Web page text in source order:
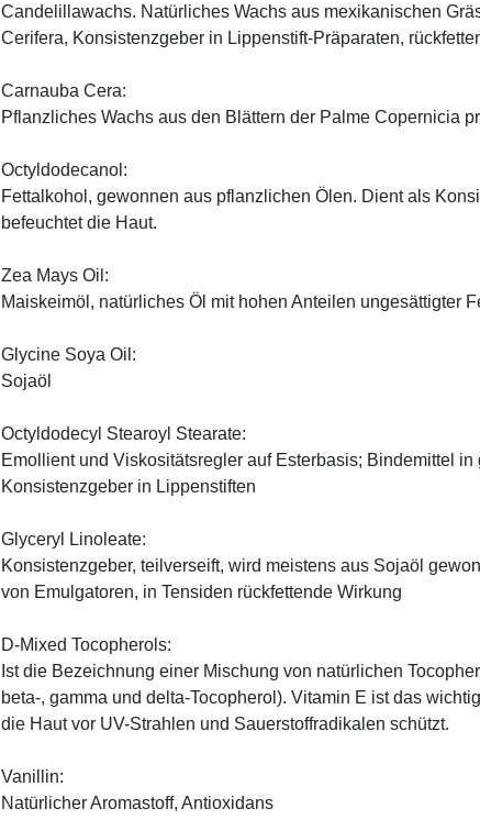
Candelillawachs. Natürliches Wachs aus mexikanischen
Cerifera, Konsistenzgeber in Lippenstift-Präparaten,
Carnauba Cera:
Pflanzliches Wachs aus den Blättern der Palme Copernicia
Octyldodecanol:
Fettalkohol, gewonnen aus pflanzlichen Ölen. Dient als
befeuchtet die Haut.
Zea Mays Oil:
Maiskeimöl, natürliches Öl mit hohen Anteilen ungesättigter
Glycine Soya Oil:
Sojaöl
Octyldodecyl Stearoyl Stearate:
Emollient und Viskositätsregler auf Esterbasis; Bindemittel in
Konsistenzgeber in Lippenstiften
Glyceryl Linoleate:
Konsistenzgeber, teilverseift, wird meistens aus Sojaöl
von Emulgatoren, in Tensiden rückfettende Wirkung
D-Mixed Tocopherols:
Ist die Bezeichnung einer Mischung von natürlichen
beta-, gamma und delta-Tocopherol). Vitamin E ist das
die Haut vor UV-Strahlen und Sauerstoffradikalen schützt.
Vanillin:
Natürlicher Aromastoff, Antioxidans